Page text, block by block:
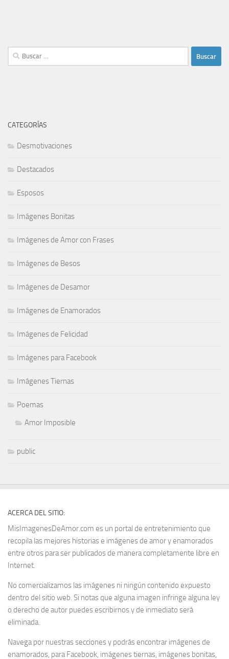
Buscar:
CATEGORÍAS
Desmotivaciones
Destacados
Esposos
Imágenes Bonitas
Imágenes de Amor con Frases
Imágenes de Besos
Imágenes de Desamor
Imágenes de Enamorados
Imágenes de Felicidad
Imágenes para Facebook
Imágenes Tiernas
Poemas
Amor Imposible
public
ACERCA DEL SITIO:
MisImagenesDeAmor.com es un portal de entretenimiento que
recopila las mejores historias e imágenes de amor y enamorados
entre otros para ser publicados de manera completamente libre en
Internet.
No comercializamos las imágenes ni ningún contenido expuesto
dentro del sitio web. Si notas que alguna imagen infringe alguna ley
o derecho de autor puedes escribirnos y de inmediato será
eliminada.
Navega por nuestras secciones y podrás encontrar imágenes de
enamorados, para Facebook, imágenes tiernas, imágenes bonitas,